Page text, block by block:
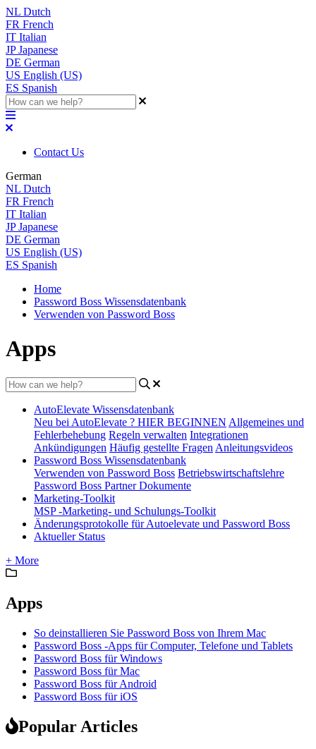
NL Dutch
FR French
IT Italian
JP Japanese
DE German
US English (US)
ES Spanish
Contact Us
German
NL Dutch
FR French
IT Italian
JP Japanese
DE German
US English (US)
ES Spanish
Home
Password Boss Wissensdatenbank
Verwenden von Password Boss
Apps
AutoElevate Wissensdatenbank
Neu bei AutoElevate ? HIER BEGINNEN Allgemeines und
Fehlerbehebung Regeln verwalten Integrationen
Ankündigungen Häufig gestellte Fragen Anleitungsvideos
Password Boss Wissensdatenbank
Verwenden von Password Boss Betriebswirtschaftslehre
Password Boss Partner Dokumente
Marketing-Toolkit
MSP -Marketing- und Schulungs-Toolkit
Änderungsprotokolle für Autoelevate und Password Boss
Aktueller Status
+ More
Apps
So deinstallieren Sie Password Boss von Ihrem Mac
Password Boss -Apps für Computer, Telefone und Tablets
Password Boss für Windows
Password Boss für Mac
Password Boss für Android
Password Boss für iOS
Popular Articles